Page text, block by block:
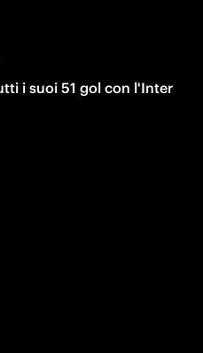
i suoi 51 gol con l'Inter